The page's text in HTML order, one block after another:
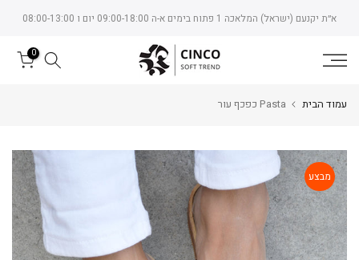
Skip
content
א״ת יקנעם (ישראל) המלאכה 1 פתוח בימים א-ה 09:00-18:00 יום ו 08:00-13:00
0
עמוד הבית Pasta כפכף עור
מבצע